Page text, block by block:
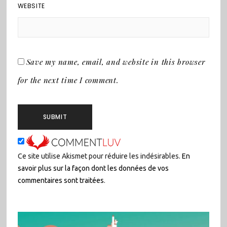
WEBSITE
Save my name, email, and website in this browser
for the next time I comment.
Ce site utilise Akismet pour réduire les indésirables. En
savoir plus sur la façon dont les données de vos
commentaires sont traitées.